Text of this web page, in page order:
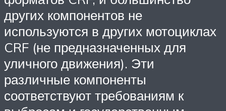
других компонентов не
используются в других мотоциклах
CRF (не предназначенных для
уличного движения). Эти
различные компоненты
соответствуют требованиям к